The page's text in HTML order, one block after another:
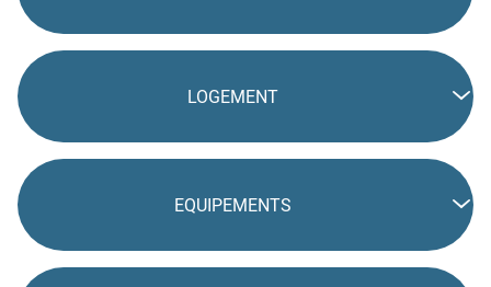
LOGEMENT
EQUIPEMENTS